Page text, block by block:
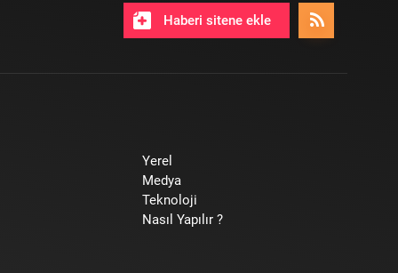
Haberi sitene ekle
Yerel
Medya
Teknoloji
Nasıl Yapılır ?